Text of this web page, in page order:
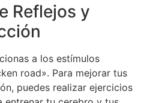
Reflejos y
a los estímulos
road». Para mejorar tus
puedes realizar ejercicios